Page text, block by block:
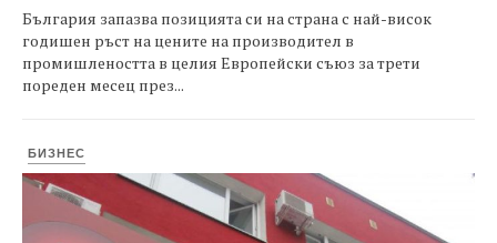
България запазва позицията си на страна с най-висок
годишен ръст на цените на производител в
промишлеността в целия Европейски съюз за трети
пореден месец през...
БИЗНЕС